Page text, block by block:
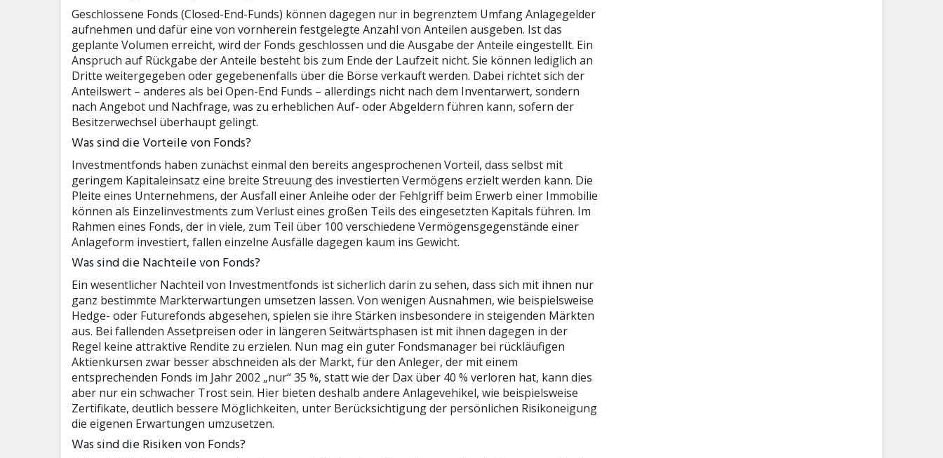
Geschlossene Fonds (Closed-End-Funds) können dagegen nur in begrenztem Umfang Anlagegelder
aufnehmen und dafür eine von vornherein festgelegte Anzahl von Anteilen ausgeben. Ist das
geplante Volumen erreicht, wird der Fonds geschlossen und die Ausgabe der Anteile eingestellt. Ein
Anspruch auf Rückgabe der Anteile besteht bis zum Ende der Laufzeit nicht. Sie können lediglich an
Dritte weitergegeben oder gegebenenfalls über die Börse verkauft werden. Dabei richtet sich der
Anteilswert – anderes als bei Open-End Funds – allerdings nicht nach dem Inventarwert, sondern
nach Angebot und Nachfrage, was zu erheblichen Auf- oder Abgeldern führen kann, sofern der
Besitzerwechsel überhaupt gelingt.
Was sind die Vorteile von Fonds?
Investmentfonds haben zunächst einmal den bereits angesprochenen Vorteil, dass selbst mit
geringem Kapitaleinsatz eine breite Streuung des investierten Vermögens erzielt werden kann. Die
Pleite eines Unternehmens, der Ausfall einer Anleihe oder der Fehlgriff beim Erwerb einer Immobilie
können als Einzelinvestments zum Verlust eines großen Teils des eingesetzten Kapitals führen. Im
Rahmen eines Fonds, der in viele, zum Teil über 100 verschiedene Vermögensgegenstände einer
Anlageform investiert, fallen einzelne Ausfälle dagegen kaum ins Gewicht.
Was sind die Nachteile von Fonds?
Ein wesentlicher Nachteil von Investmentfonds ist sicherlich darin zu sehen, dass sich mit ihnen nur
ganz bestimmte Markterwartungen umsetzen lassen. Von wenigen Ausnahmen, wie beispielsweise
Hedge- oder Futurefonds abgesehen, spielen sie ihre Stärken insbesondere in steigenden Märkten
aus. Bei fallenden Assetpreisen oder in längeren Seitwärtsphasen ist mit ihnen dagegen in der
Regel keine attraktive Rendite zu erzielen. Nun mag ein guter Fondsmanager bei rückläufigen
Aktienkursen zwar besser abschneiden als der Markt, für den Anleger, der mit einem
entsprechenden Fonds im Jahr 2002 „nur“ 35 %, statt wie der Dax über 40 % verloren hat, kann dies
aber nur ein schwacher Trost sein. Hier bieten deshalb andere Anlagevehikel, wie beispielsweise
Zertifikate, deutlich bessere Möglichkeiten, unter Berücksichtigung der persönlichen Risikoneigung
die eigenen Erwartungen umzusetzen.
Was sind die Risiken von Fonds?